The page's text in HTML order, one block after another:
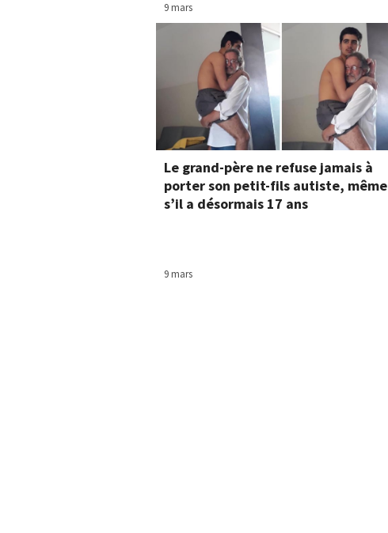
9 mars
Le grand-père ne refuse jamais à
porter son petit-fils autiste, même
s’il a désormais 17 ans
9 mars